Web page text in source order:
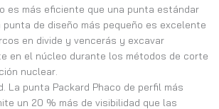
es más eficiente que una punta estándar
punta de diseño más pequeño es excelente
en divide y vencerás y excavar
en el núcleo durante los métodos de corte
nuclear.
La punta Packard Phaco de perfil más
un 20 % más de visibilidad que las